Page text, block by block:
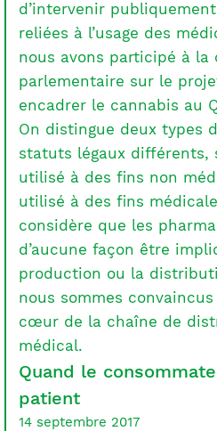
d’intervenir
reliées à l’usage des
nous avons participé à la
parlementaire sur le
encadrer le cannabis au
On distingue deux types
statuts légaux différents,
utilisé à des fins non
utilisé à des fins
considère que les
d’aucune façon être
production ou la
nous sommes
cœur de la chaîne de
médical.
Quand le
patient
14 septembre 2017